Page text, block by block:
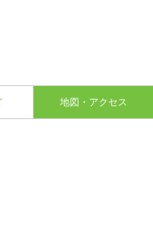
地図・アクセス